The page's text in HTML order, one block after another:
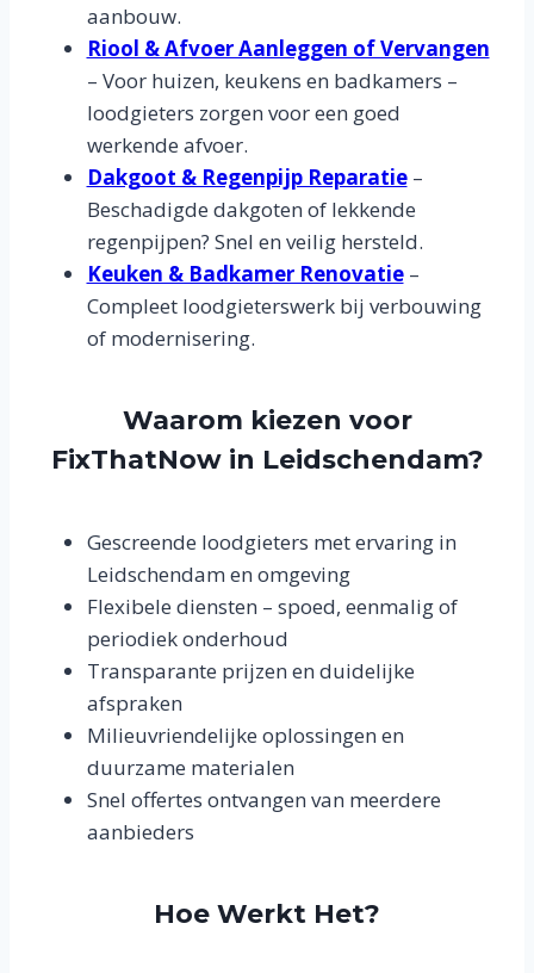
aanbouw.
Riool & Afvoer Aanleggen of Vervangen
– Voor huizen, keukens en badkamers –
loodgieters zorgen voor een goed
werkende afvoer.
Dakgoot & Regenpijp Reparatie–
Beschadigde dakgoten of lekkende
regenpijpen? Snel en veilig hersteld.
Keuken & Badkamer Renovatie–
Compleet loodgieterswerk bij verbouwing
of modernisering.
Waarom kiezen voor
FixThatNow in Leidschendam?
Gescreende loodgieters met ervaring in
Leidschendam en omgeving
Flexibele diensten – spoed, eenmalig of
periodiek onderhoud
Transparante prijzen en duidelijke
afspraken
Milieuvriendelijke oplossingen en
duurzame materialen
Snel offertes ontvangen van meerdere
aanbieders
Hoe Werkt Het?